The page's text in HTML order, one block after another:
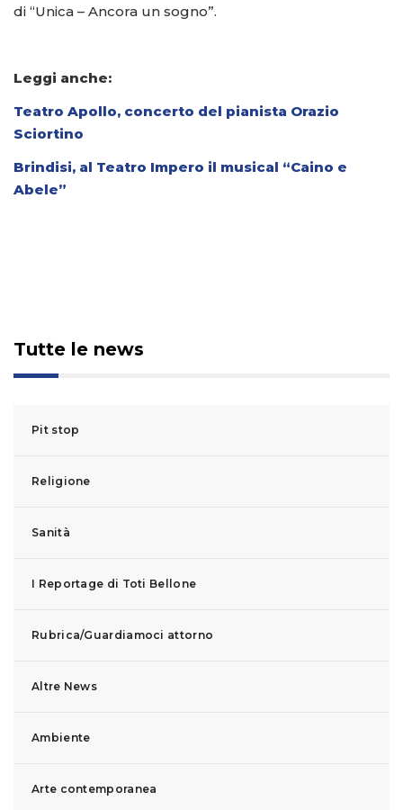
di “Unica – Ancora un sogno”.
Leggi anche:
Teatro Apollo, concerto del pianista Orazio
Sciortino
Brindisi, al Teatro Impero il musical “Caino e
Abele”
Tutte le news
Pit stop
Religione
Sanità
I Reportage di Toti Bellone
Rubrica/Guardiamoci attorno
Altre News
Ambiente
Arte contemporanea